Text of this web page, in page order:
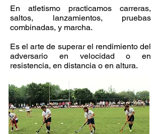
En atletismo practicamos carreras,
saltos, lanzamientos, pruebas
combinadas, y marcha.
Es el arte de superar el rendimiento del
adversario en velocidad o en
resistencia, en distancia o en altura.